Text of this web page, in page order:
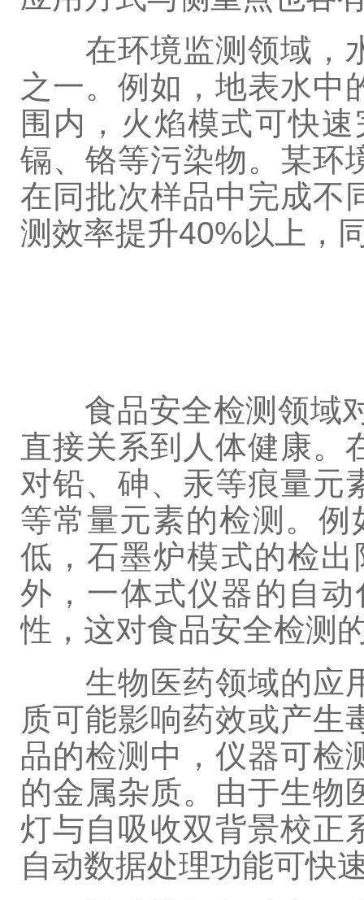
在环境监测领域，水
之一。例如，地表水中
围内，火焰模式可快
镉、铬等污染物。某环
在同批次样品中完成不
测效率提升40%以上，
食品安全检测领域对
直接关系到人体健康。
对铅、砷、汞等痕量元
等常量元素的检测。
低，石墨炉模式的检
外，一体式仪器的自
性，这对食品安全检测
生物医药领域的应用
质可能影响药效或产生
品的检测中，仪器可检
的金属杂质。由于生物
灯与自吸收双背景校正
自动数据处理功能可快